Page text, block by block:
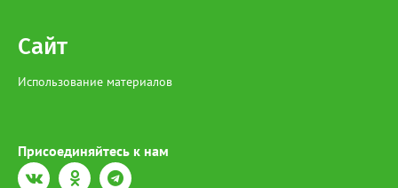
Сайт
Использование материалов
Присоединяйтесь к нам